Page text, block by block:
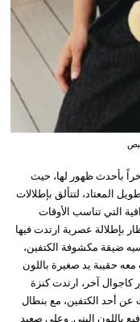
بأحدث ظهور لها، حيث
المعتاد، لتتألق بإطلالات
التي تناسب الأوقات
بإطلالة عصرية ارتدت فيها
ضيقة مكشوفة الكتفين،
حقيبة يد صغيرة باللون
كاجوال آخر، ارتدت كنزة
عن أحد الكتفين، مع بنطال
باللون البني. وعلى صعيد